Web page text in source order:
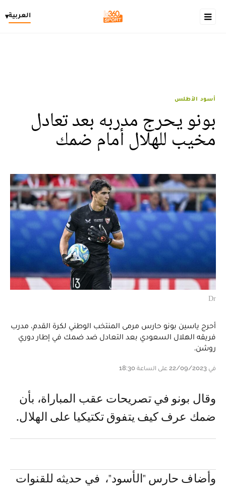
العربية▾
أسود الأطلس
بونو يحرج مدربه بعد تعادل
مخيب للهلال أمام ضمك
Dr
أحرج ياسين بونو حارس مرمى المنتخب الوطني لكرة القدم، مدرب
فريقه الهلال السعودي بعد التعادل ضد ضمك في إطار دوري
روشن.
في 22/09/2023 على الساعة 18:30
وقال بونو في تصريحات عقب المباراة، بأن
ضمك عرف كيف يتفوق تكتيكيا على الهلال.
وأضاف حارس "الأسود"، في حديثه للقنوات